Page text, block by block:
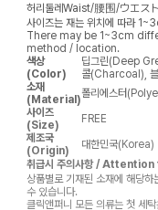
허리둘레Waist/腰围/ウエス
사이즈는 재는 위치에 따라
There may be 1~3cm
method / location.
색상
(Color)
딥그린(Deep
콜(Charcoal),
소재
(Material)폴리에스터
사이즈
(Size)
FREE
제조국
(Origin)
대한민국(Korea)
취급시 주의사항 /
상품별로 기재된 소재에 해당
수 있습니다.
클릭앤퍼니 모든 의류는 첫 세